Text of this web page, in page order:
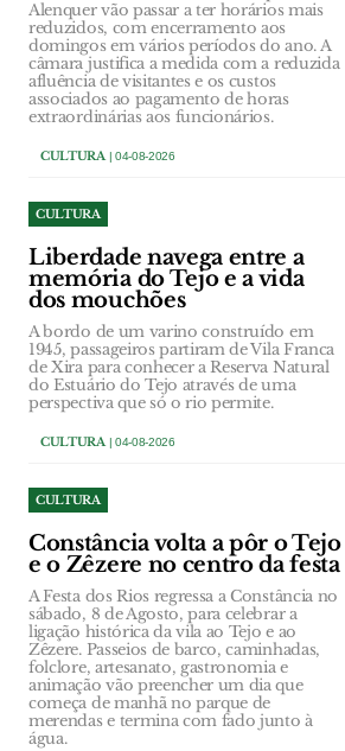
Alenquer vão passar a ter horários mais
reduzidos, com encerramento aos
domingos em vários períodos do ano. A
câmara justifica a medida com a reduzida
afluência de visitantes e os custos
associados ao pagamento de horas
extraordinárias aos funcionários.
CULTURA| 04-08-2026
CULTURA
Liberdade navega entre a
memória do Tejo e a vida
dos mouchões
A bordo de um varino construído em
1945, passageiros partiram de Vila Franca
de Xira para conhecer a Reserva Natural
do Estuário do Tejo através de uma
perspectiva que só o rio permite.
CULTURA| 04-08-2026
CULTURA
Constância volta a pôr o Tejo
e o Zêzere no centro da festa
A Festa dos Rios regressa a Constância no
sábado, 8 de Agosto, para celebrar a
ligação histórica da vila ao Tejo e ao
Zêzere. Passeios de barco, caminhadas,
folclore, artesanato, gastronomia e
animação vão preencher um dia que
começa de manhã no parque de
merendas e termina com fado junto à
água.